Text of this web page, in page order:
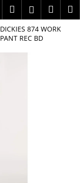
HledatPřihlášení
košík
DICKIES 874 WORK
PANT REC BD